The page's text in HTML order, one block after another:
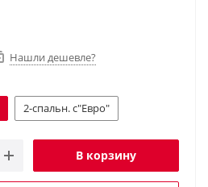
Нашли дешевле?
2-спальн. с"Евро"
В корзину